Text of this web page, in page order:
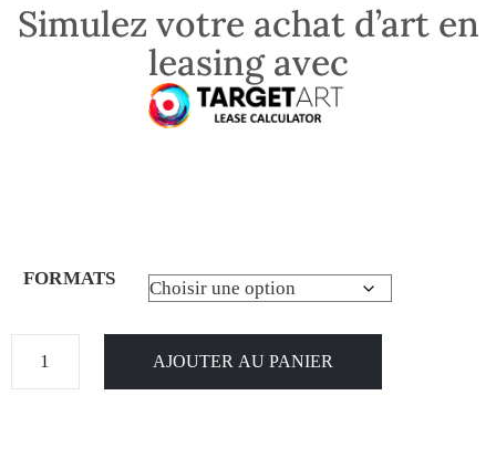
Simulez votre achat d’art en
leasing avec
FORMATS
AJOUTER AU PANIER